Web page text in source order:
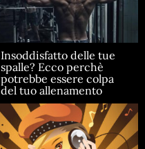
Insoddisfatto delle tue
spalle? Ecco perchè
potrebbe essere colpa
del tuo allenamento